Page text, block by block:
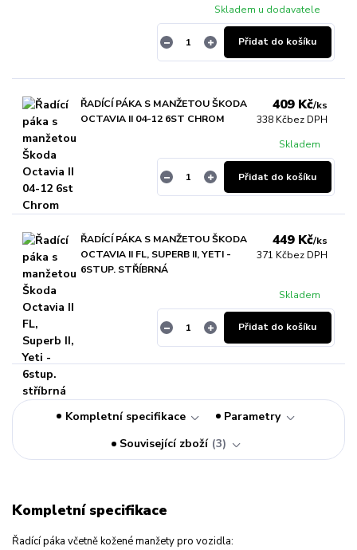
Skladem u dodavatele
Přidat do košíku
ŘADÍCÍ PÁKA S MANŽETOU ŠKODA
OCTAVIA II 04-12 6ST CHROM
409 Kč/ks
338 Kčbez DPH
Skladem
Přidat do košíku
ŘADÍCÍ PÁKA S MANŽETOU ŠKODA
OCTAVIA II FL, SUPERB II, YETI -
6STUP. STŘÍBRNÁ
449 Kč/ks
371 Kčbez DPH
Skladem
Přidat do košíku
Kompletní specifikace
Parametry
Související zboží 3
Kompletní specifikace
Řadící páka včetně kožené manžety pro vozidla: